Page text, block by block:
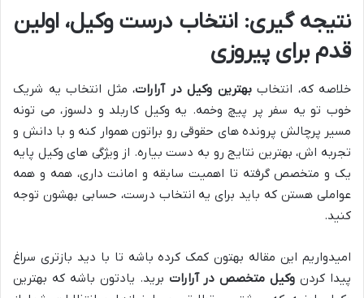
نتیجه گیری: انتخاب درست وکیل، اولین
قدم برای پیروزی
خلاصه که، انتخاببهترین وکیل در آرارات، مثل انتخاب یه شریک
خوب تو یه سفر پر پیچ وخمه. یه وکیل کاربلد و دلسوز، می تونه
مسیر پرچالش پرونده های حقوقی رو براتون هموار کنه و با دانش و
تجربه اش، بهترین نتایج رو به دست بیاره. از ویژگی های وکیل پایه
یک و متخصص گرفته تا اهمیت سابقه و امانت داری، همه و همه
عواملی هستن که باید برای یه انتخاب درست، حسابی بهشون توجه
کنید.
امیدواریم این مقاله بهتون کمک کرده باشه تا با دید بازتری سراغ
پیدا کردن وکیل متخصص در آرارات برید. یادتون باشه که بهترین